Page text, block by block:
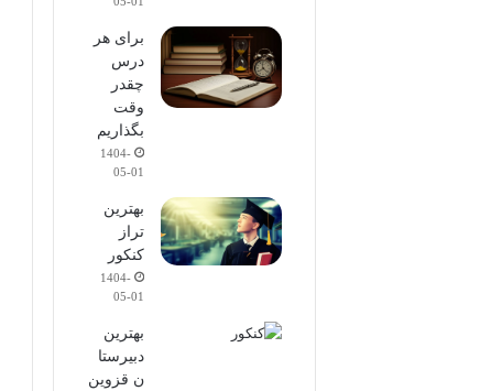
برای هر
درس
چقدر
وقت
بگذاریم
1404-
05-01
بهترین
تراز
کنکور
1404-
05-01
بهترین
دبیرستا
ن قزوین